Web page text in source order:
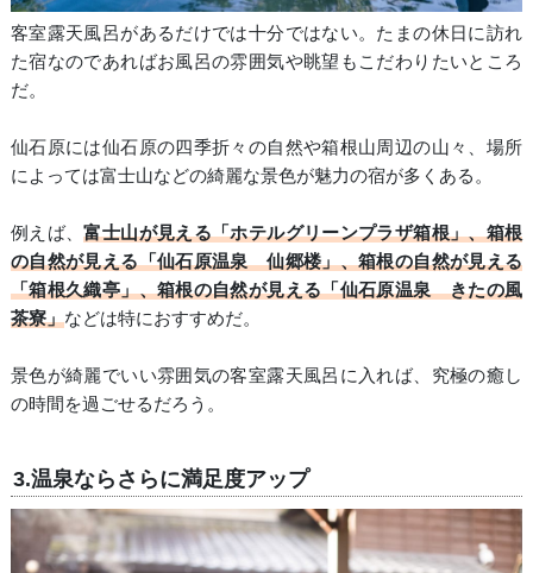
客室露天風呂があるだけでは十分ではない。たまの休日に訪れ
た宿なのであればお風呂の雰囲気や眺望もこだわりたいところ
だ。
仙石原には仙石原の四季折々の自然や箱根山周辺の山々、場所
によっては富士山などの綺麗な景色が魅力の宿が多くある。
例えば、富士山が見える「ホテルグリーンプラザ箱根」、箱根
の自然が見える「仙石原温泉 仙郷楼」、箱根の自然が見える
「箱根久織亭」、箱根の自然が見える「仙石原温泉 きたの風
茶寮」などは特におすすめだ。
景色が綺麗でいい雰囲気の客室露天風呂に入れば、究極の癒し
の時間を過ごせるだろう。
3.温泉ならさらに満足度アップ